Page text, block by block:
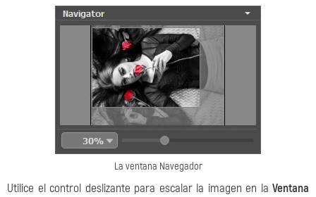
La ventana Navegador
Utilice el control deslizante para escalar la imagen en la Ventana